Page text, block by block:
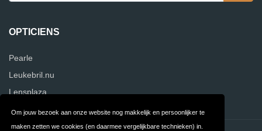
Om jouw bezoek aan onze website nog makkelijk en persoonlijker te
maken zetten we cookies (en daarmee vergelijkbare technieken) in.
OPTICIENS
Pearle
Leukebril.nu
Lensplaza